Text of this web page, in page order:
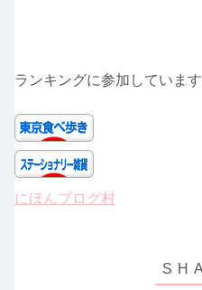
ランキングに参加しています
にほんブログ村